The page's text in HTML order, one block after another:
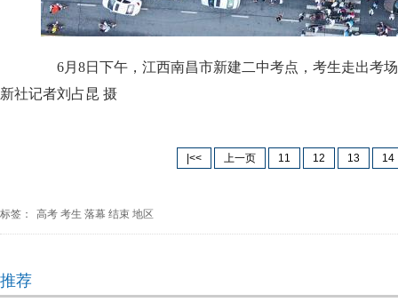
6月8日下午，江西南昌市新建二中考点，考生走出考场
新社记者刘占昆 摄
|<< 上一页 11 12 13 14
标签： 高考 考生 落幕 结束 地区
推荐